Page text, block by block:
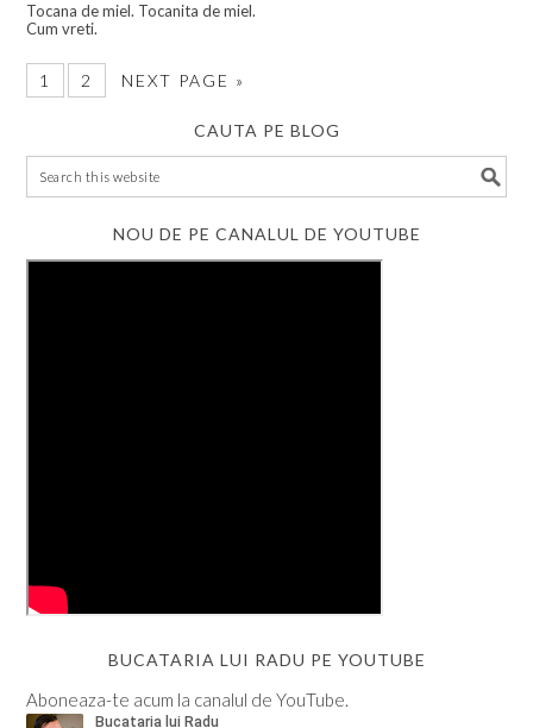
Tocana de miel. Tocanita de miel.
Cum vreti.
1 2 NEXT PAGE »
CAUTA PE BLOG
NOU DE PE CANALUL DE YOUTUBE
BUCATARIA LUI RADU PE YOUTUBE
Aboneaza-te acum la canalul de YouTube.